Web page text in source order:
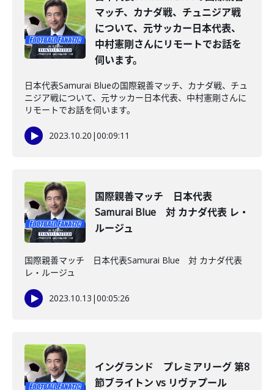
マッチ、カナダ戦、チュニジア戦
について、元サッカー日本代表、
中村憲剛さんにリモートでお話を
伺います。
日本代表Samurai Blueの国際親善マッチ、カナダ戦、チュ
ニジア戦について、元サッカー日本代表、中村憲剛さんに
リモートでお話を伺います。
2023.10.20 |00:09:11
国際親善マッチ 日本代表
Samurai Blue 対 カナダ代表 レ・
ルージュ
国際親善マッチ 日本代表Samurai Blue 対 カナダ代表
レ・ルージュ
2023.10.13 |00:05:26
イングランド プレミアリーグ 第8
節ブライトン vs リヴァプール